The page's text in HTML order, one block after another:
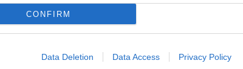
CONFIRM
Data Deletion Data Access Privacy Policy
che sblocca il centravanti dopo oltre due mesi e
come l’esordio assoluto in Serie A del portiere
il match si chiude in dieci contro dieci per gli infortuni di